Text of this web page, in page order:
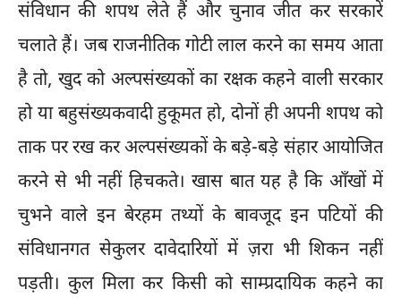
संविधान की शपथ लेते हैं और चुनाव जीत कर सरकारें
चलाते हैं। जब राजनीतिक गोटी लाल करने का समय आता
है तो, खुद को अल्पसंख्यकों का रक्षक कहने वाली सरकार
हो या बहुसंख्यकवादी हुकूमत हो, दोनों ही अपनी शपथ को
ताक पर रख कर अल्पसंख्यकों के बड़े-बड़े संहार आयोजित
करने से भी नहीं हिचकते। खास बात यह है कि आँखों में
चुभने वाले इन बेरहम तथ्यों के बावजूद इन पटियों की
संविधानगत सेकुलर दावेदारियों में ज़रा भी शिकन नहीं
पड़ती। कुल मिला कर किसी को साम्प्रदायिक कहने का